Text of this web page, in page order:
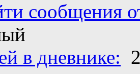
сообщения
в дневнике: